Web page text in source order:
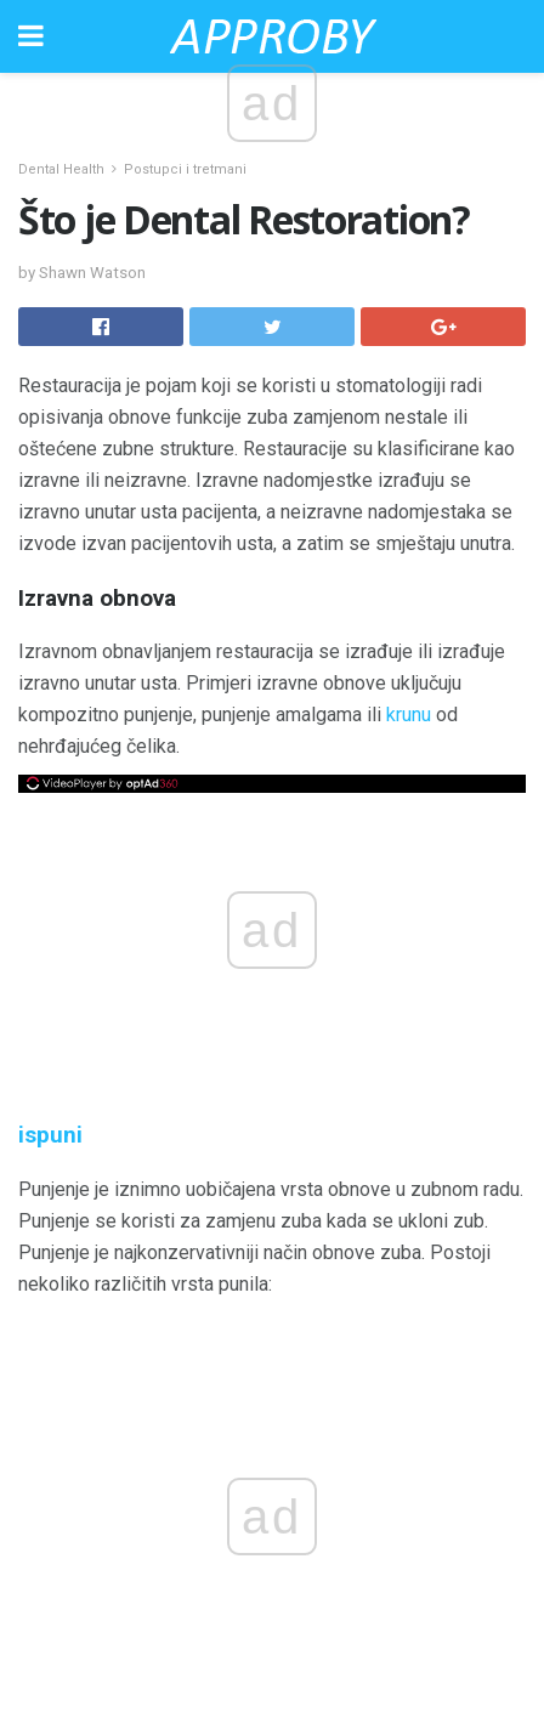
ad
Dental Health Postupci i tretmani
Što je Dental Restoration?
by Shawn Watson
Restauracija je pojam koji se koristi u stomatologiji radi
opisivanja obnove funkcije zuba zamjenom nestale ili
oštećene zubne strukture. Restauracije su klasificirane kao
izravne ili neizravne. Izravne nadomjestke izrađuju se
izravno unutar usta pacijenta, a neizravne nadomjestaka se
izvode izvan pacijentovih usta, a zatim se smještaju unutra.
Izravna obnova
Izravnom obnavljanjem restauracija se izrađuje ili izrađuje
izravno unutar usta. Primjeri izravne obnove uključuju
kompozitno punjenje, punjenje amalgama ili krunu od
nehrđajućeg čelika.
ad
ispuni
Punjenje je iznimno uobičajena vrsta obnove u zubnom radu.
Punjenje se koristi za zamjenu zuba kada se ukloni zub.
Punjenje je najkonzervativniji način obnove zuba. Postoji
nekoliko različitih vrsta punila:
ad